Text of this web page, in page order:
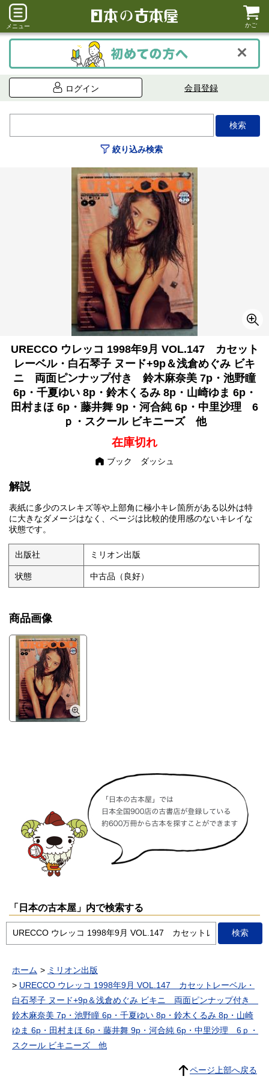
メニュー かご
ログイン 会員登録
絞り込み検索
URECCO ウレッコ 1998年9月 VOL.147 カセット
レーベル・白石琴子 ヌード+9p＆浅倉めぐみ ビキ
ニ 両面ピンナップ付き 鈴木麻奈美 7p・池野瞳
6p・千夏ゆい 8p・鈴木くるみ 8p・山崎ゆま 6p・
田村まほ 6p・藤井舞 9p・河合純 6p・中里沙理 6
ｐ・スクール ビキニーズ 他
在庫切れ
ブック ダッシュ
解説
表紙に多少のスレキズ等や上部角に極小キレ箇所がある以外は特
に大きなダメージはなく、ページは比較的使用感のないキレイな
状態です。
出版社 ミリオン出版
状態 中古品（良好）
商品画像
「日本の古本屋」内で検索する
ホーム
ミリオン出版
URECCO ウレッコ 1998年9月 VOL.147 カセットレーベル・
白石琴子 ヌード+9p＆浅倉めぐみ ビキニ 両面ピンナップ付き
鈴木麻奈美 7p・池野瞳 6p・千夏ゆい 8p・鈴木くるみ 8p・山崎
ゆま 6p・田村まほ 6p・藤井舞 9p・河合純 6p・中里沙理 6ｐ・
スクール ビキニーズ 他
ページ上部へ戻る